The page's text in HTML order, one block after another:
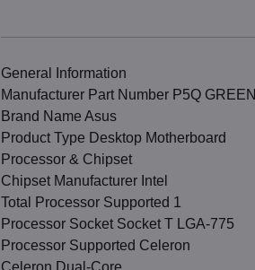
General Information
Manufacturer Part Number P5Q GREEN
Brand Name Asus
Product Type Desktop Motherboard
Processor & Chipset
Chipset Manufacturer Intel
Total Processor Supported 1
Processor Socket Socket T LGA-775
Processor Supported Celeron
Celeron Dual-Core